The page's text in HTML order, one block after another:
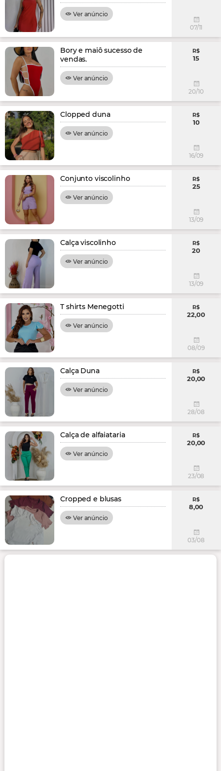
Ver anúncio
07/11
Bory e maiô sucesso de
vendas.
Ver anúncio
R$
15
20/10
Clopped duna
Ver anúncio
R$
10
16/09
Conjunto viscolinho
Ver anúncio
R$
25
13/09
Calça viscolinho
Ver anúncio
R$
20
13/09
T shirts Menegotti
Ver anúncio
R$
22,00
08/09
Calça Duna
Ver anúncio
R$
20,00
28/08
Calça de alfaiataria
Ver anúncio
R$
20,00
23/08
Cropped e blusas
Ver anúncio
R$
8,00
03/08